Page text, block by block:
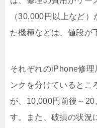
（30,000円以上など
た機種などは、値段が
それぞれのiPhone修理
ンクを分けているとこ
が、10,000円前後～
す。また、破損の状況